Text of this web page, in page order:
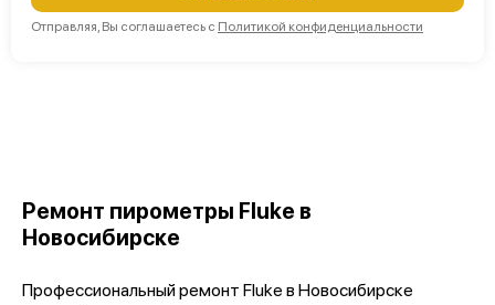
Отправляя, Вы соглашаетесь с Политикой конфиденциальности
Ремонт пирометры Fluke в
Новосибирске
Профессиональный ремонт Fluke в Новосибирске